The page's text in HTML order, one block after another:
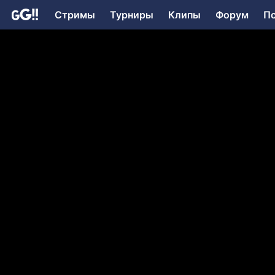
Стримы Турниры Клипы Форум